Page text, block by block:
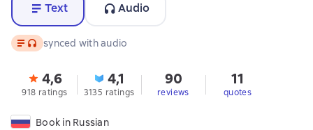
Text Audio
Text, audio format available
synced with audio
4,6
918 ratings
4,1
3135 ratings
90
reviews
11
quotes
Book in Russian